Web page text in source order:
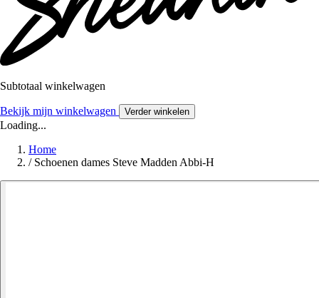
Subtotaal winkelwagen
Bekijk mijn winkelwagen Verder winkelen
Loading...
Home
/ Schoenen dames Steve Madden Abbi-H